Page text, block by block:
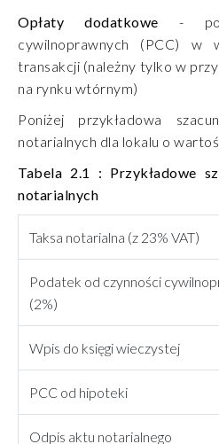
Opłaty dodatkowe -
cywilnoprawnych (PCC) w
transakcji (należny tylko w
na rynku wtórnym)
Poniżej przykładowa
notarialnych dla lokalu o
Tabela 2.1 : Przykładowe
notarialnych
Taksa notarialna (z 23% VAT)
Podatek od czynności
(2%)
Wpis do księgi wieczystej
PCC od hipoteki
Odpis aktu notarialnego